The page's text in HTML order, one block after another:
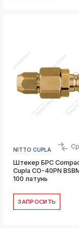
NITTO CUPLA
Штекер БРС
Cupla CO-40PN
100 латунь
ЗАПРОСИТЬ